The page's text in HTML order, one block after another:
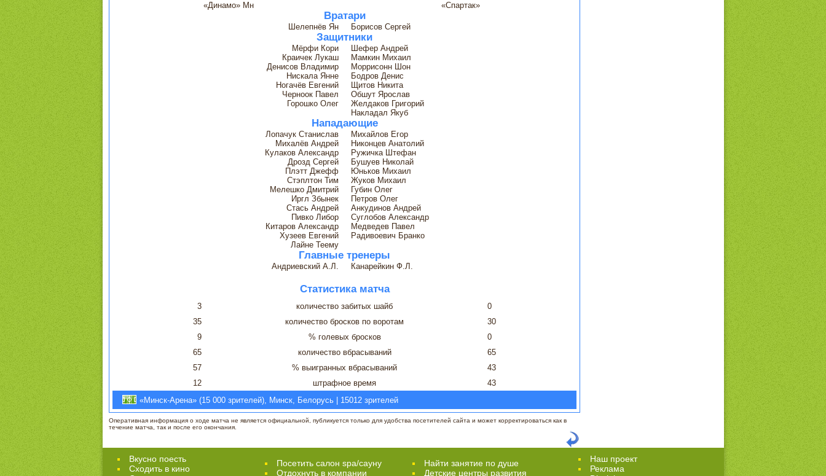
«Динамо» Мн «Спартак»
Вратари
Шелепнёв Ян Борисов Сергей
Защитники
Мёрфи Кори
Шефер Андрей
Краичек Лукаш
Мамкин Михаил
Денисов Владимир
Моррисонн Шон
Нискала Янне
Бодров Денис
Ногачёв Евгений
Щитов Никита
Черноок Павел
Обшут Ярослав
Горошко Олег
Желдаков Григорий
Накладал Якуб
Нападающие
Лопачук Станислав
Михайлов Егор
Михалёв Андрей
Никонцев Анатолий
Кулаков Александр
Ружичка Штефан
Дрозд Сергей
Бушуев Николай
Плэтт Джефф
Юньков Михаил
Стэплтон Тим
Жуков Михаил
Мелешко Дмитрий
Губин Олег
Иргл Збынек
Петров Олег
Стась Андрей
Анкудинов Андрей
Пивко Либор
Суглобов Александр
Китаров Александр
Медведев Павел
Хузеев Евгений
Радивоевич Бранко
Лайне Теему
Главные тренеры
Андриевский А.Л. Канарейкин Ф.Л.
Статистика матча
3 количество забитых шайб
0
35
количество бросков по воротам
30
9
% голевых бросков
0
65
количество вбрасываний
65
57
% выигранных вбрасываний
43
12
штрафное время
43
«Минск-Арена» (15 000 зрителей), Минск, Белорусь | 15012 зрителей
Оперативная информация о ходе матча не является официальной, публикуется только для удобства посетителей сайта и может корректироваться как в
течение матча, так и после его окончания.
Вкусно поесть
Сходить в кино
Посетить салон spa/сауну
Отдохнуть в компании
Найти занятие по душе
Детские центры развития
Наш проект
Реклама